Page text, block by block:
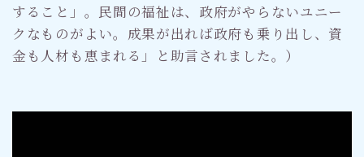
すること」。民間の福祉は、政府がやらないユニー
クなものがよい。成果が出れば政府も乗り出し、資
金も人材も恵まれる」と助言されました。）